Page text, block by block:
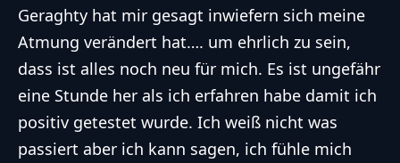
Geraghty hat mir gesagt inwiefern sich meine
Atmung verändert hat…. um ehrlich zu sein,
dass ist alles noch neu für mich. Es ist ungefähr
eine Stunde her als ich erfahren habe damit ich
positiv getestet wurde. Ich weiß nicht was
passiert aber ich kann sagen, ich fühle mich